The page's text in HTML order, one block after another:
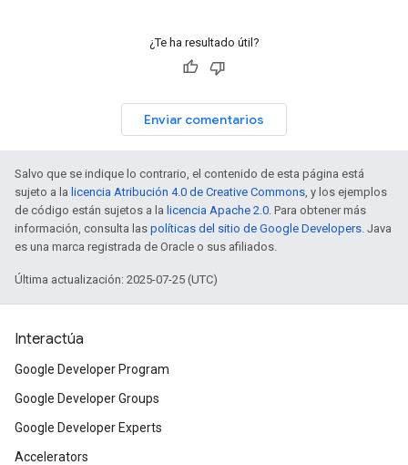
¿Te ha resultado útil?
Enviar comentarios
Salvo que se indique lo contrario, el contenido de esta página está
sujeto a la licencia Atribución 4.0 de Creative Commons, y los ejemplos
de código están sujetos a la licencia Apache 2.0. Para obtener más
información, consulta las políticas del sitio de Google Developers. Java
es una marca registrada de Oracle o sus afiliados.
Última actualización: 2025-07-25 (UTC)
Interactúa
Google Developer Program
Google Developer Groups
Google Developer Experts
Accelerators